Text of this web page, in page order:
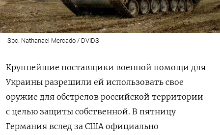
Spc. Nathanael Mercado / DVIDS
Крупнейшие поставщики военной помощи для
Украины разрешили ей использовать свое
оружие для обстрелов российской территории
с целью защиты собственной. В пятницу
Германия вслед за США официально